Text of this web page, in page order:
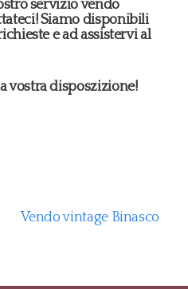
servizio vendo
Siamo disponibili
e ad assistervi al
vostra disposzizione!
Vendo vintage Binasco